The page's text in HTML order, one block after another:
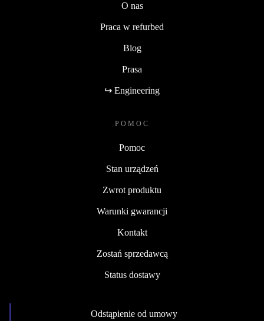
O nas
Praca w refurbed
Blog
Prasa
↪ Engineering
POMOC
Pomoc
Stan urządzeń
Zwrot produktu
Warunki gwarancji
Kontakt
Zostań sprzedawcą
Status dostawy
Odstąpienie od umowy